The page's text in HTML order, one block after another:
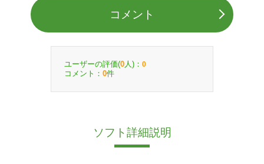
コメント
ユーザーの評価(0 人)： 0
コメント： 0件
ソフト詳細説明